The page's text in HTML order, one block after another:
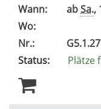
Wann:
abSa.,
Wo:
Nr.:
G5.1.27
Status:
Plätze